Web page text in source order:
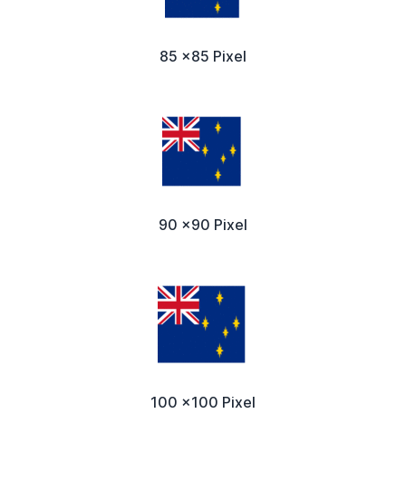
85 x85 Pixel
90 x90 Pixel
100 x100 Pixel